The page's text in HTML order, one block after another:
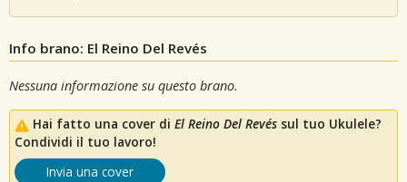
Info brano: El Reino Del Revés
Nessuna informazione su questo brano.
Hai fatto una cover di El Reino Del Revés sul tuo Ukulele?
Condividi il tuo lavoro!
Invia una cover